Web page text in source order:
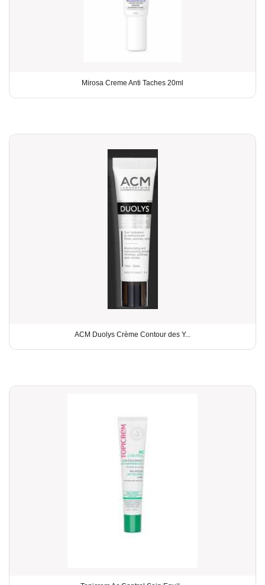
Mirosa Creme Anti Taches 20ml
ACM Duolys Crème Contour des Y...